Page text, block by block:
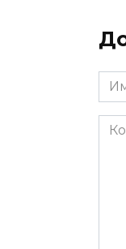
Имя
*